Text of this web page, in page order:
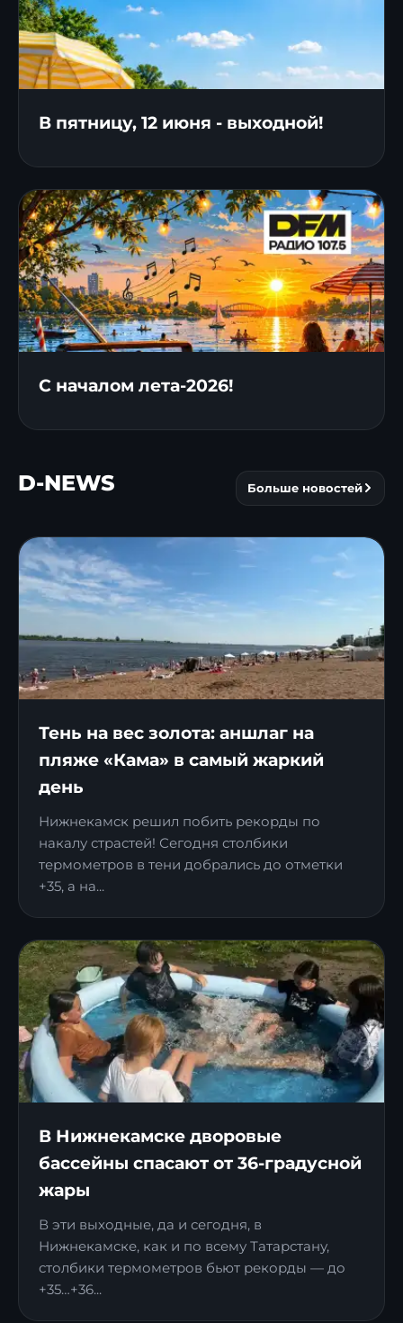
В пятницу, 12 июня - выходной!
С началом лета-2026!
D-NEWS Больше новостей
Тень на вес золота: аншлаг на
пляже «Кама» в самый жаркий
день
Нижнекамск решил побить рекорды по
накалу страстей! Сегодня столбики
термометров в тени добрались до отметки
+35, а на...
В Нижнекамске дворовые
бассейны спасают от 36-градусной
жары
В эти выходные, да и сегодня, в
Нижнекамске, как и по всему Татарстану,
столбики термометров бьют рекорды — до
+35…+36...